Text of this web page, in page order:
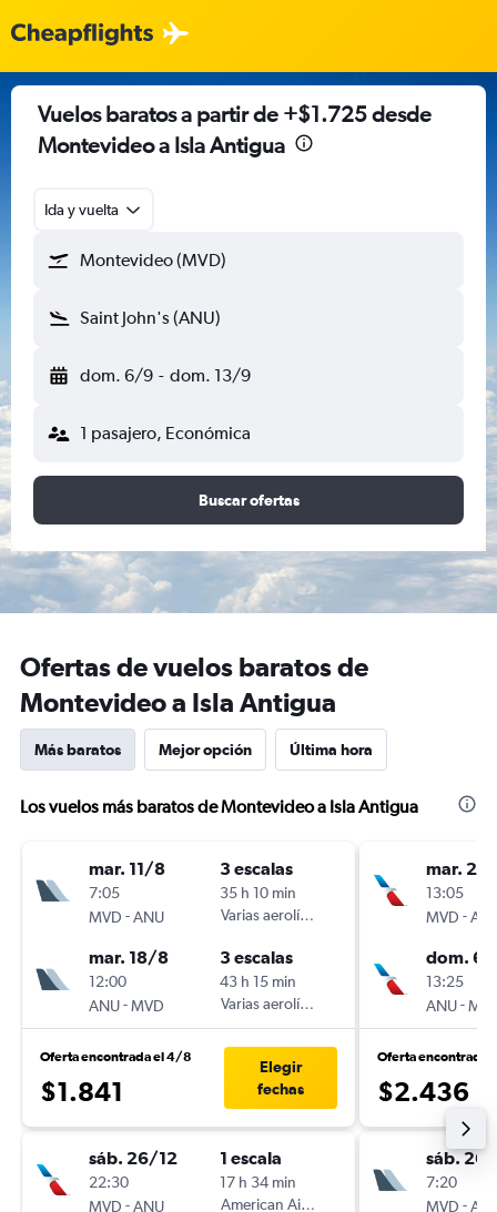
Vuelos baratos a partir de +$1.725 desde
Montevideo a Isla Antigua
Ida y vuelta
Montevideo (MVD)
Saint John's (ANU)
dom. 6/9 - dom. 13/9
1 pasajero, Económica
Buscar ofertas
Ofertas de vuelos baratos de
Montevideo a Isla Antigua
Más baratos Mejor opción Última hora
Los vuelos más baratos de Montevideo a Isla Antigua
mar. 11/8
7:05
MVD -ANU
3 escalas
35 h 10 min
Varias aerolíneas
mar. 18/8
12:00
ANU-MVD
3 escalas
43 h 15 min
Varias aerolíneas
Oferta encontrada el 4/8
$1.841
Elegir
fechas
sáb. 26/12
22:30
MVD -ANU
1 escala
17 h 34 min
American Airlines
mar.
13:05
MVD -
dom. 6/
13:25
ANU-
Oferta encontrada
$2.436
sáb.
7:20
MVD -